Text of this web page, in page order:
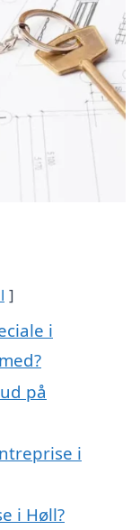
i
på
i
i Høll?